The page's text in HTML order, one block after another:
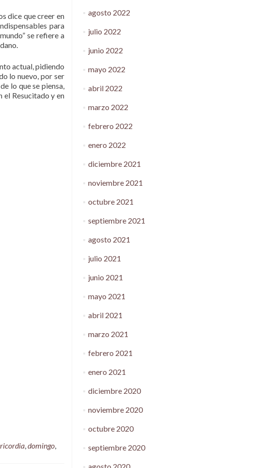
dice que creer en
para
se refiere a
actual, pidiendo
lo nuevo, por ser
lo que se piensa,
el Resucitado y en
,domingo,
agosto 2022
julio 2022
junio 2022
mayo 2022
abril 2022
marzo 2022
febrero 2022
enero 2022
diciembre 2021
noviembre 2021
octubre 2021
septiembre 2021
agosto 2021
julio 2021
junio 2021
mayo 2021
abril 2021
marzo 2021
febrero 2021
enero 2021
diciembre 2020
noviembre 2020
octubre 2020
septiembre 2020